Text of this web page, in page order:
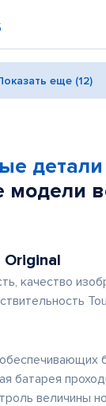
еще (12)
детали
модели
Original
качество
батарея
величины